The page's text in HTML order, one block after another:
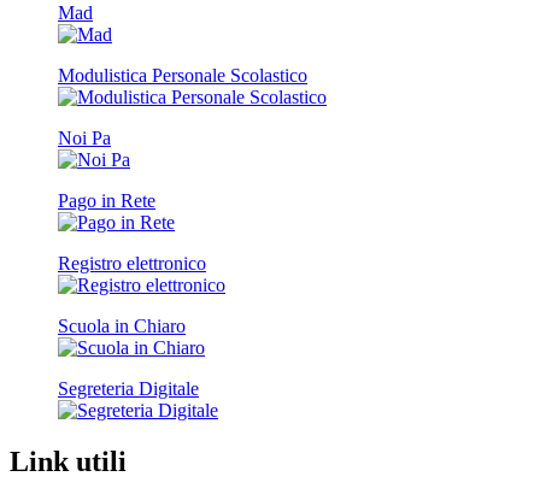
Mad
Modulistica Personale Scolastico
Noi Pa
Pago in Rete
Registro elettronico
Scuola in Chiaro
Segreteria Digitale
Link utili